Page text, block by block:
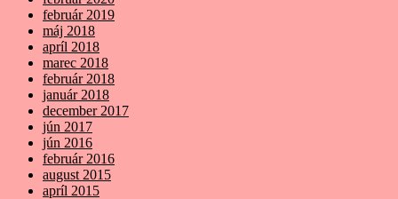
február 2019
máj 2018
apríl 2018
marec 2018
február 2018
január 2018
december 2017
jún 2017
jún 2016
február 2016
august 2015
apríl 2015